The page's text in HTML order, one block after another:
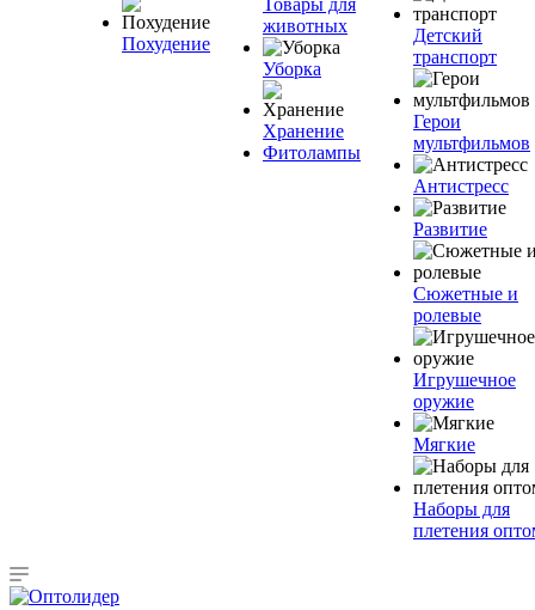
Похудение
Товары для
животных
Уборка
Хранение
Фитолампы
Детский
транспорт
Герои
мультфильмов
Антистресс
Развитие
Сюжетные и
ролевые
Игрушечное
оружие
Мягкие
Наборы для
плетения